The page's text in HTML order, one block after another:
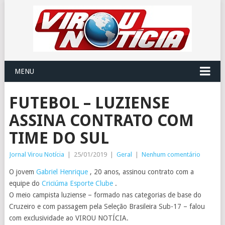
MENU
FUTEBOL – LUZIENSE
ASSINA CONTRATO COM
TIME DO SUL
Jornal Virou Notícia 25/01/2019 Geral Nenhum comentário
O jovem Gabriel Henrique, 20 anos, assinou contrato com a
equipe do Criciúma Esporte Clube.
O meio campista luziense – formado nas categorias de base do
Cruzeiro e com passagem pela Seleção Brasileira Sub-17 – falou
com exclusividade ao VIROU NOTÍCIA.